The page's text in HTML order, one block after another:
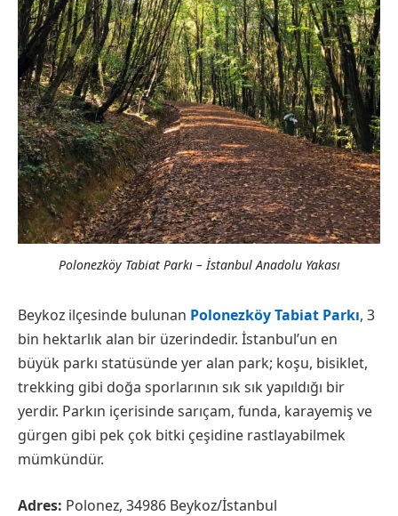
Polonezköy Tabiat Parkı – İstanbul Anadolu Yakası
Beykoz ilçesinde bulunan Polonezköy Tabiat Parkı, 3
bin hektarlık alan bir üzerindedir. İstanbul’un en
büyük parkı statüsünde yer alan park; koşu, bisiklet,
trekking gibi doğa sporlarının sık sık yapıldığı bir
yerdir. Parkın içerisinde sarıçam, funda, karayemiş ve
gürgen gibi pek çok bitki çeşidine rastlayabilmek
mümkündür.
Adres: Polonez, 34986 Beykoz/İstanbul